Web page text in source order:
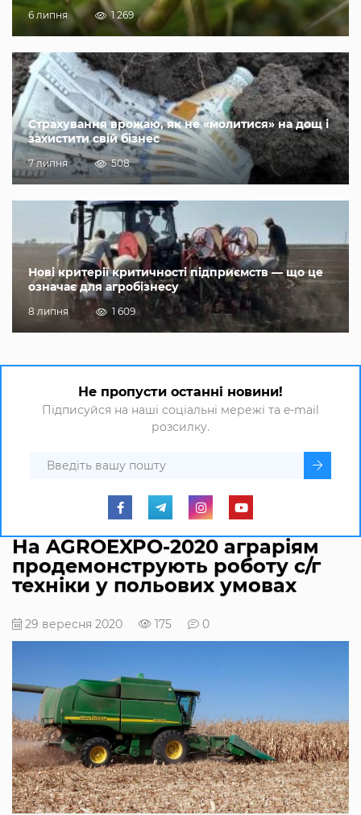
6 липня 1 269
Страхування врожаю, як не «молитися» на дощ і
захистити свій бізнес
7 липня 508
Нові критерії критичності підприємств — що це
означає для агробізнесу
8 липня 1 609
Не пропусти останні новини!
Підписуйся на наші соціальні мережі та e-mail
розсилку.
На AGROEXPO-2020 аграріям
продемонструють роботу с/г
техніки у польових умовах
29 вересня 2020 175 0